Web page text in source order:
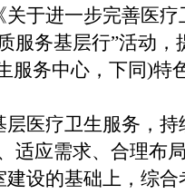
进一步完善医疗
服务基层行”活动
务中心，下同)特
疗卫生服务，持
适应需求、合理布
设的基础上，综